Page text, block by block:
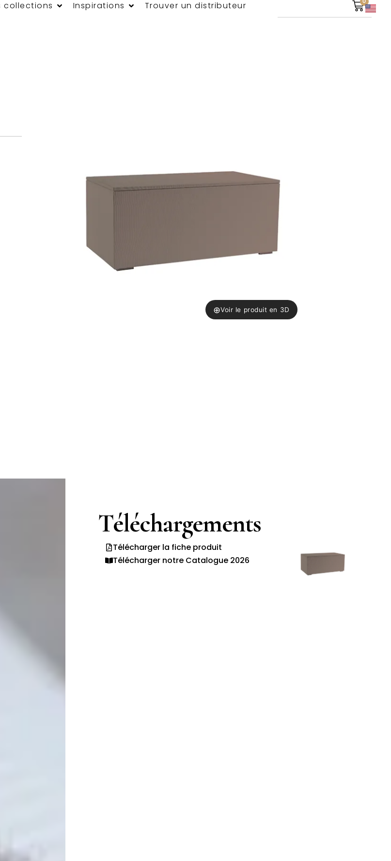
collections Inspirations
Trouver un distributeur
⊕Voir le produit en 3D
Téléchargements
Télécharger la fiche produit
Télécharger notre Catalogue 2026